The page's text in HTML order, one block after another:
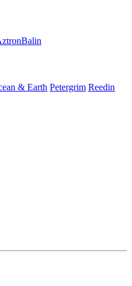
Balin
& Earth Petergrim Reedin